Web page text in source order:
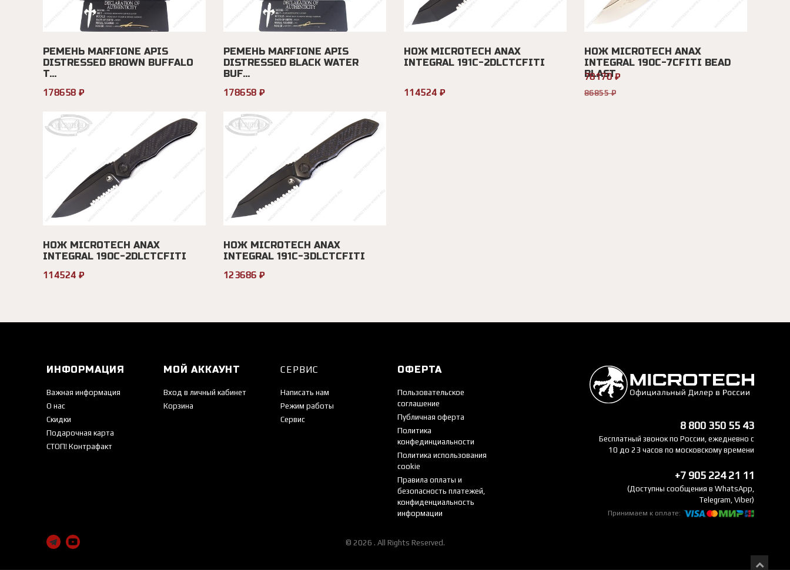
РЕМЕНЬ MARFIONE APIS
DISTRESSED BROWN BUFFALO
T...
178658 ₽
РЕМЕНЬ MARFIONE APIS
DISTRESSED BLACK WATER
BUF...
178658 ₽
НОЖ MICROTECH ANAX
INTEGRAL 191C-2DLCTCFITI
114524 ₽
НОЖ MICROTECH ANAX
INTEGRAL 190C-7CFITI BEAD
BLAST
78170 ₽
86855 ₽
НОЖ MICROTECH ANAX
INTEGRAL 190C-2DLCTCFITI
114524 ₽
НОЖ MICROTECH ANAX
INTEGRAL 191C-3DLCTCFITI
123686 ₽
ИНФОРМАЦИЯ
Важная информация
О нас
Скидки
Подарочная карта
СТОП! Контрафакт
МОЙ АККАУНТ
Вход в личный кабинет
Корзина
СЕРВИС
Написать нам
Режим работы
Сервис
ОФЕРТА
Пользовательское
соглашение
Публичная оферта
Политика
конфединциальности
Политика использования
cookie
Правила оплаты и
безопасность платежей,
конфиденциальность
информации
8 800 350 55 43
Бесплатный звонок по России, ежедневно с
10 до 23 часов по московскому времени
+7 905 224 21 11
(Доступны сообщения в WhatsApp,
Telegram, Viber)
Принимаем к оплате:
© 2026 . All Rights Reserved.